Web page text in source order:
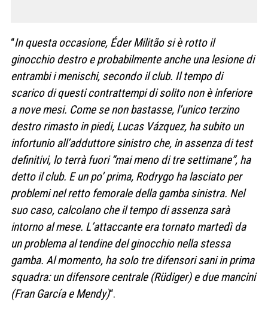
“In questa occasione, Éder Militão si è rotto il
ginocchio destro e probabilmente anche una lesione di
entrambi i menischi, secondo il club. Il tempo di
scarico di questi contrattempi di solito non è inferiore
a nove mesi. Come se non bastasse, l’unico terzino
destro rimasto in piedi, Lucas Vázquez, ha subito un
infortunio all’adduttore sinistro che, in assenza di test
definitivi, lo terrà fuori “mai meno di tre settimane”, ha
detto il club. E un po’ prima, Rodrygo ha lasciato per
problemi nel retto femorale della gamba sinistra. Nel
suo caso, calcolano che il tempo di assenza sarà
intorno al mese. L’attaccante era tornato martedì da
un problema al tendine del ginocchio nella stessa
gamba. Al momento, ha solo tre difensori sani in prima
squadra: un difensore centrale (Rüdiger) e due mancini
(Fran García e Mendy)“.